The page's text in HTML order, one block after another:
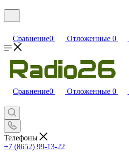
Сравнение0 Отложенные 0
Сравнение0 Отложенные 0
Телефоны
+7 (8652) 99-13-22